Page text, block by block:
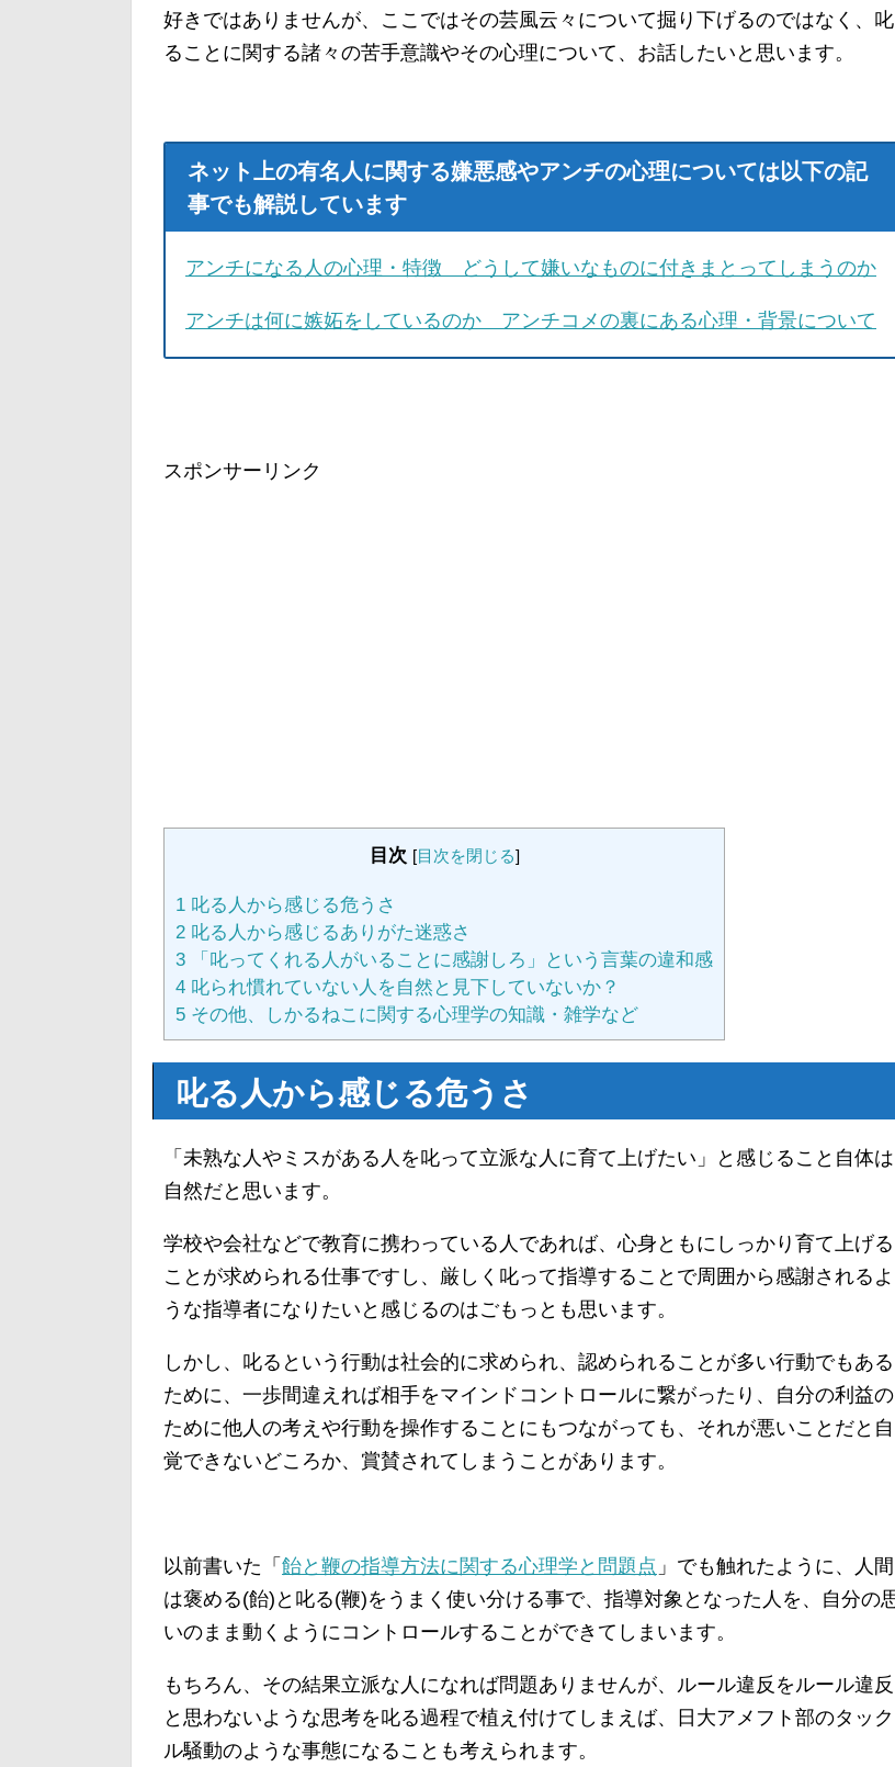
好きではありませんが、ここではその芸風云々について掘り下げるのではなく、叱
ることに関する諸々の苦手意識やその心理について、お話したいと思います。
ネット上の有名人に関する嫌悪感やアンチの心理については以下の記
事でも解説しています
アンチになる人の心理・特徴 どうして嫌いなものに付きまとってしまうのか
アンチは何に嫉妬をしているのか アンチコメの裏にある心理・背景について
スポンサーリンク
目次 [目次を閉じる]
1 叱る人から感じる危うさ
2 叱る人から感じるありがた迷惑さ
3 「叱ってくれる人がいることに感謝しろ」という言葉の違和感
4 叱られ慣れていない人を自然と見下していないか？
5 その他、しかるねこに関する心理学の知識・雑学など
叱る人から感じる危うさ
「未熟な人やミスがある人を叱って立派な人に育て上げたい」と感じること自体は
自然だと思います。
学校や会社などで教育に携わっている人であれば、心身ともにしっかり育て上げる
ことが求められる仕事ですし、厳しく叱って指導することで周囲から感謝されるよ
うな指導者になりたいと感じるのはごもっとも思います。
しかし、叱るという行動は社会的に求められ、認められることが多い行動でもある
ために、一歩間違えれば相手をマインドコントロールに繋がったり、自分の利益の
ために他人の考えや行動を操作することにもつながっても、それが悪いことだと自
覚できないどころか、賞賛されてしまうことがあります。
以前書いた「 飴と鞭の指導方法に関する心理学と問題点 」でも触れたように、人間
は褒める(飴)と叱る(鞭)をうまく使い分ける事で、指導対象となった人を、自分の
いのまま動くようにコントロールすることができてしまいます。
もちろん、その結果立派な人になれば問題ありませんが、ルール違反をルール違反
と思わないような思考を叱る過程で植え付けてしまえば、日大アメフト部のタック
ル騒動のような事態になることも考えられます。